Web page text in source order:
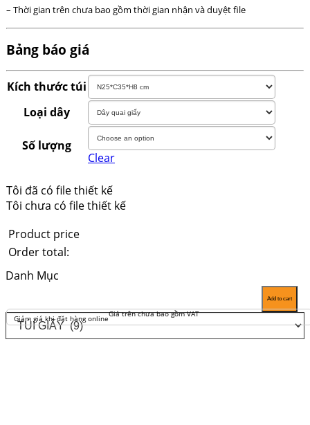
– Thời gian trên chưa bao gồm thời gian nhận và duyệt file
Bảng báo giá
Kích thước túi
Loại dây
Số lượng
Clear
Tôi đã có file thiết kế
Tôi chưa có file thiết kế
Product price
Order total:
Add to cart
Danh Mục